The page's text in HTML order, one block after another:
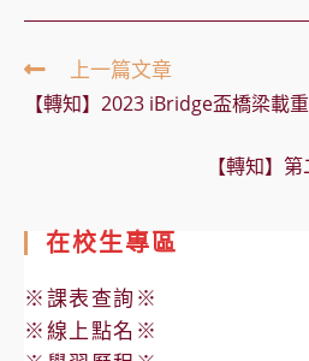
Read
more
articles
上一篇文章
【轉知】2023 iBridge盃橋梁載
【轉知】
在校生專區
※課表查詢※
※線上點名※